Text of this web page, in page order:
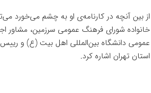
از بین آنچه در کارنامه‌ی او به چشم می‌خورد
خانواده شورای فرهنگ عمومی سرزمین، مشاور
عمومی دانشگاه بین‌المللی اهل بیت (ع) و رییس
استان تهران اشاره کرد.